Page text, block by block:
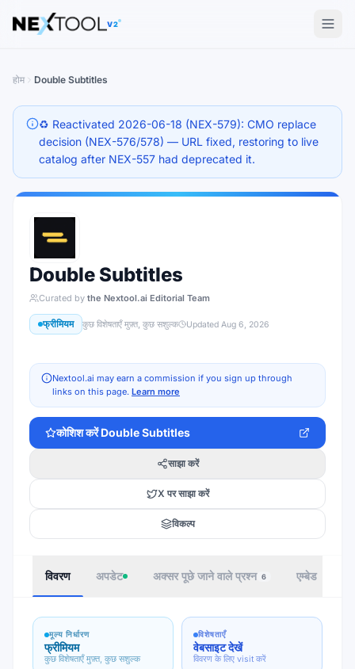
The AI tools directory — Find the Best AI Tools
V2
होम Double Subtitles
♻️ Reactivated 2026-06-18 (NEX-579): CMO replace
decision (NEX-576/578) — URL fixed, restoring to live
catalog after NEX-557 had deprecated it.
Double Subtitles
Curated by the Nextool.ai Editorial Team
फ्रीमियम कुछ विशेषताएँ मुफ़्त, कुछ सशुल्क Updated Aug 6, 2026
Nextool.ai may earn a commission if you sign up through
links on this page. Learn more
कोशिश करें Double Subtitles
साझा करें
X पर साझा करें
विकल्प
विवरण अपडेट अक्सर पूछे जाने वाले प्रश्न 6 एम्बेड
मूल्य निर्धारण
फ्रीमियम
कुछ विशेषताएँ मुफ़्त, कुछ सशुल्क
विशेषताएँ
वेबसाइट देखें
विवरण के लिए visit करें